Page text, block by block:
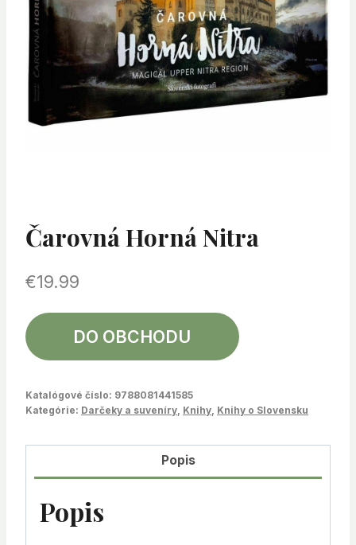
Čarovná Horná Nitra
€19.99
DO OBCHODU
Katalógové číslo: 9788081441585
Kategórie: Darčeky a suveníry Knihy Knihy o Slovensku
Popis
Popis